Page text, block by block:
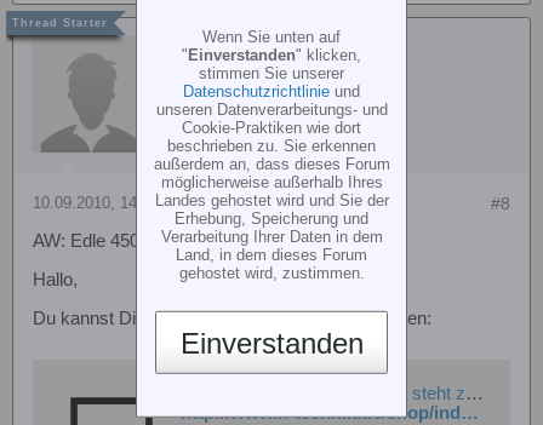
#8
10.09.2010, 14:04
AW: Edle 450er Mechanik gesucht
Hallo,
Du kannst Dir auch mal den Roxxter 11 angucken:
lf-technik.de - Diese Website steht zum Verkauf! - Informationen zum Thema lf technik.
http://www.lf-technik.de/shop/index.php/cat/c173_Roxxter-11.html
Wenn Sie unten auf
" Einverstanden" klicken,
stimmen Sie unserer
Datenschutzrichtlinie und
unseren Datenverarbeitungs- und
Cookie-Praktiken wie dort
beschrieben zu. Sie erkennen
außerdem an, dass dieses Forum
möglicherweise außerhalb Ihres
Landes gehostet wird und Sie der
Erhebung, Speicherung und
Verarbeitung Ihrer Daten in dem
Land, in dem dieses Forum
gehostet wird, zustimmen.
Einverstanden